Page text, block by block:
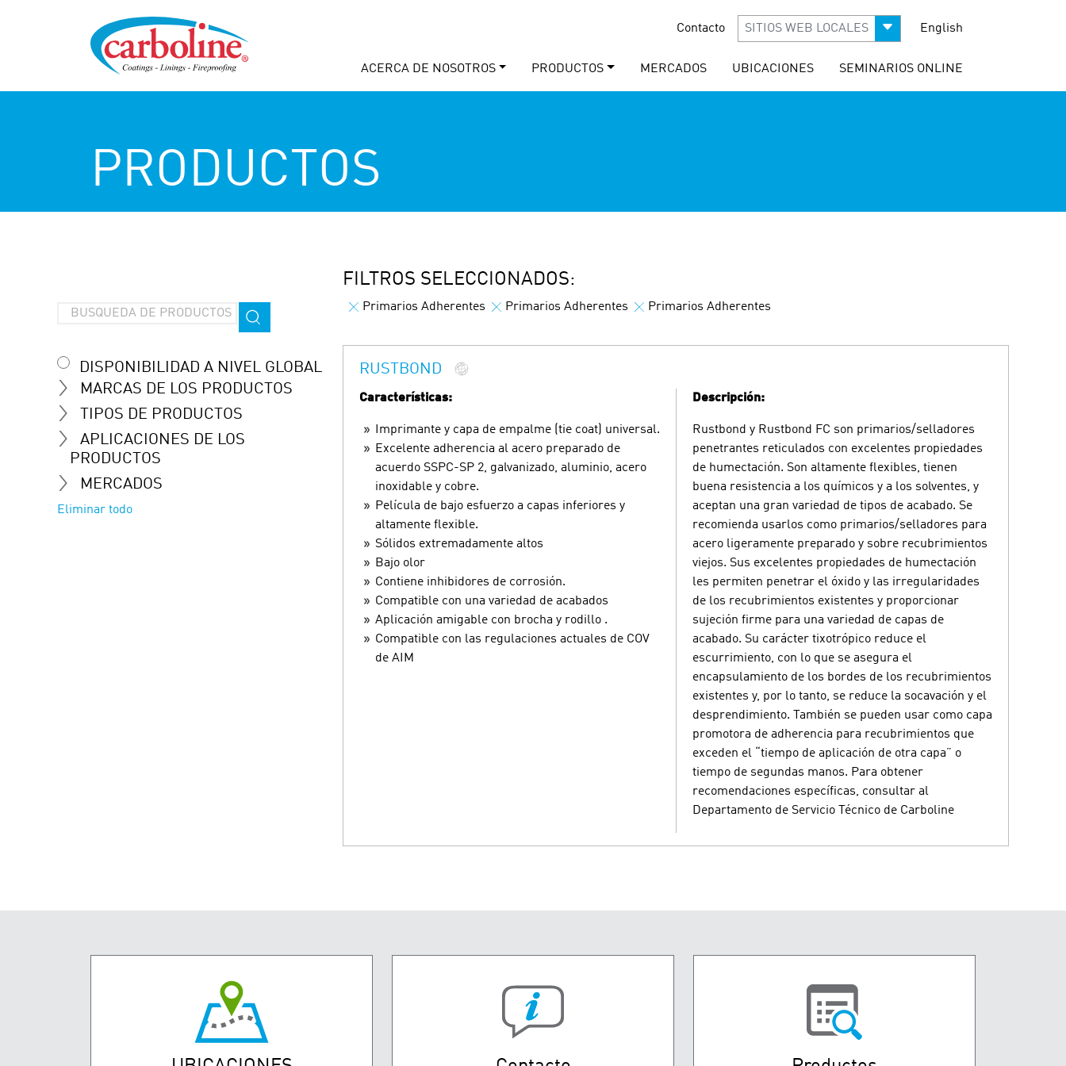
Contacto SITIOS WEB LOCALES English
ACERCA DE NOSOTROS PRODUCTOS MERCADOS UBICACIONES SEMINARIOS ONLINE
PRODUCTOS
DISPONIBILIDAD A NIVEL GLOBAL
MARCAS DE LOS PRODUCTOS
TIPOS DE PRODUCTOS
APLICACIONES DE LOS
PRODUCTOS
MERCADOS
Eliminar todo
FILTROS SELECCIONADOS:
Primarios Adherentes Primarios Adherentes Primarios Adherentes
RUSTBOND
Características:
Imprimante y capa de empalme (tie coat) universal.
Excelente adherencia al acero preparado de
acuerdo SSPC-SP 2, galvanizado, aluminio, acero
inoxidable y cobre.
Película de bajo esfuerzo a capas inferiores y
altamente flexible.
Sólidos extremadamente altos
Bajo olor
Contiene inhibidores de corrosión.
Compatible con una variedad de acabados
Aplicación amigable con brocha y rodillo .
Compatible con las regulaciones actuales de COV
de AIM
Descripción:
Rustbond y Rustbond FC son primarios/selladores
penetrantes reticulados con excelentes propiedades
de humectación. Son altamente flexibles, tienen
buena resistencia a los químicos y a los solventes, y
aceptan una gran variedad de tipos de acabado. Se
recomienda usarlos como primarios/selladores para
acero ligeramente preparado y sobre recubrimientos
viejos. Sus excelentes propiedades de humectación
les permiten penetrar el óxido y las irregularidades
de los recubrimientos existentes y proporcionar
sujeción firme para una variedad de capas de
acabado. Su carácter tixotrópico reduce el
escurrimiento, con lo que se asegura el
encapsulamiento de los bordes de los recubrimientos
existentes y, por lo tanto, se reduce la socavación y el
desprendimiento. También se pueden usar como capa
promotora de adherencia para recubrimientos que
exceden el “tiempo de aplicación de otra capa” o
tiempo de segundas manos. Para obtener
recomendaciones específicas, consultar al
Departamento de Servicio Técnico de Carboline